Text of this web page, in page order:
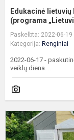
Edukacinė
(programa
Paskelbta: 2022-06-19
Kategorija: Renginiai
2022-06-17 -
veiklų diena....